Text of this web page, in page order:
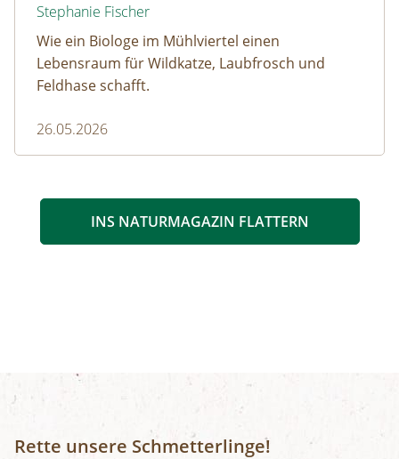
Stephanie Fischer
Wie ein Biologe im Mühlviertel einen
Lebensraum für Wildkatze, Laubfrosch und
Feldhase schafft.
26.05.2026
INS NATURMAGAZIN FLATTERN
Rette unsere Schmetterlinge!